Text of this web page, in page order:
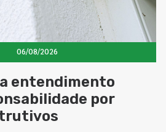
06/08/2026
entendimento
por